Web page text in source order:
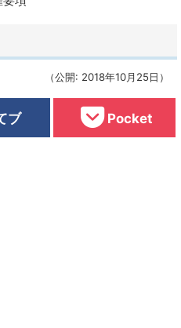
（公開: 2018年10月25日）
ブ Pocket